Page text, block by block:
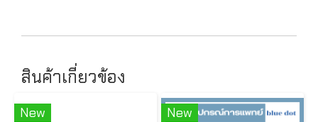
สินค้าเกี่ยวข้อง
New New